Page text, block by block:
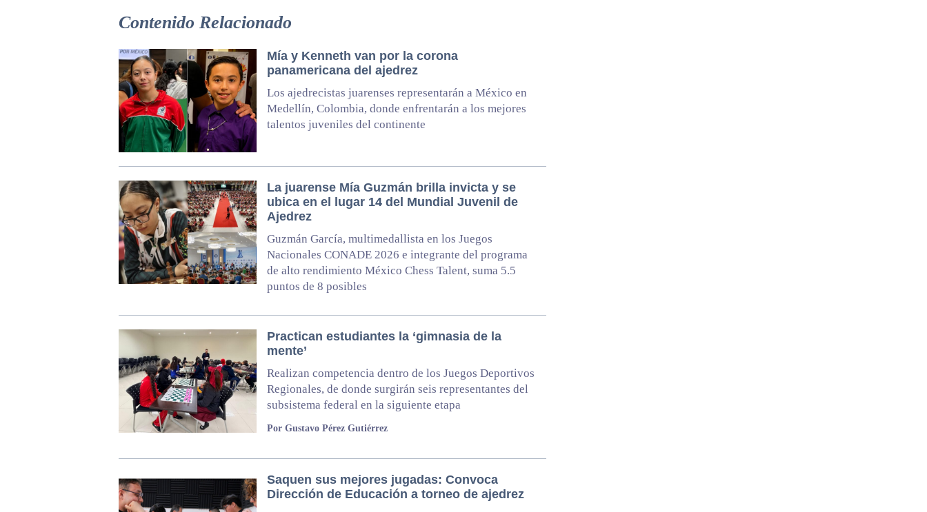
Contenido Relacionado
Mía y Kenneth van por la corona
panamericana del ajedrez
Los ajedrecistas juarenses representarán a México en
Medellín, Colombia, donde enfrentarán a los mejores
talentos juveniles del continente
La juarense Mía Guzmán brilla invicta y se
ubica en el lugar 14 del Mundial Juvenil de
Ajedrez
Guzmán García, multimedallista en los Juegos
Nacionales CONADE 2026 e integrante del programa
de alto rendimiento México Chess Talent, suma 5.5
puntos de 8 posibles
Practican estudiantes la ‘gimnasia de la
mente’
Realizan competencia dentro de los Juegos Deportivos
Regionales, de donde surgirán seis representantes del
subsistema federal en la siguiente etapa
Por Gustavo Pérez Gutiérrez
Saquen sus mejores jugadas: Convoca
Dirección de Educación a torneo de ajedrez